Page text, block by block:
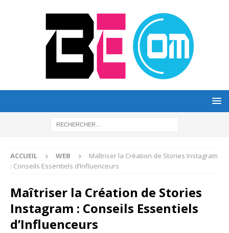
ACCUEIL WEB
Maîtriser la Création de Stories Instagram
: Conseils Essentiels d’Influenceurs
Maîtriser la Création de Stories
Instagram : Conseils Essentiels
d’Influenceurs